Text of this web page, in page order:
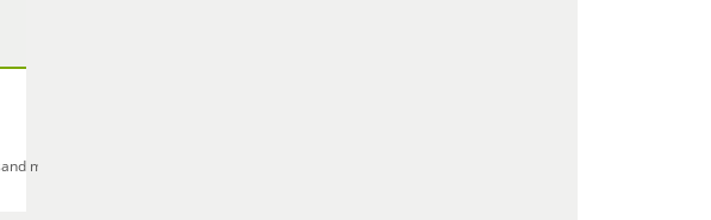
mit Spedition pro Bestellung